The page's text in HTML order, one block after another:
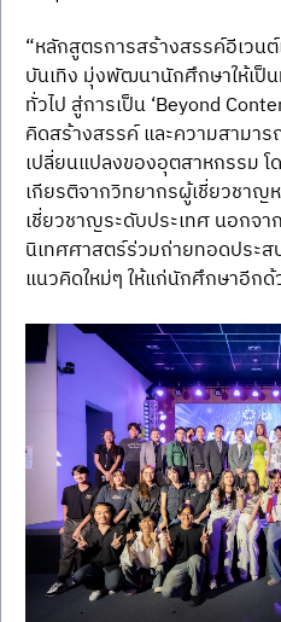
“หลักสูตรการสร้างสรรค์อีเวน
บันเทิง มุ่งพัฒนานักศึกษาให้เป็
ทั่วไป สู่การเป็น ‘Beyond
คิดสร้างสรรค์ และความสามา
เปลี่ยนแปลงของอุตสาหกรรม
เกียรติจากวิทยากรผู้เชี่ยวชาญ
เชี่ยวชาญระดับประเทศ นอกจ
นิเทศศาสตร์ร่วมถ่ายทอดประ
แนวคิดใหม่ๆ ให้แก่นักศึกษาอีกด้